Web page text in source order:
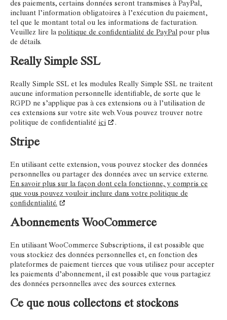
des paiements, certains données seront transmises à PayPal,
incluant l’information obligatoires à l’exécution du paiement,
tel que le montant total ou les informations de facturation.
Veuillez lire la politique de confidentialité de PayPal pour plus
de détails.
Really Simple SSL
Really Simple SSL et les modules Really Simple SSL ne traitent
aucune information personnelle identifiable, de sorte que le
RGPD ne s’applique pas à ces extensions ou à l’utilisation de
ces extensions sur votre site web. Vous pouvez trouver notre
politique de confidentialité ici .
Stripe
En utilisant cette extension, vous pouvez stocker des données
personnelles ou partager des données avec un service externe.
En savoir plus sur la façon dont cela fonctionne, y compris ce
que vous pouvez vouloir inclure dans votre politique de
confidentialité.
Abonnements WooCommerce
En utilisant WooCommerce Subscriptions, il est possible que
vous stockiez des données personnelles et, en fonction des
plateformes de paiement tierces que vous utilisez pour accepter
les paiements d’abonnement, il est possible que vous partagiez
des données personnelles avec des sources externes.
Ce que nous collectons et stockons